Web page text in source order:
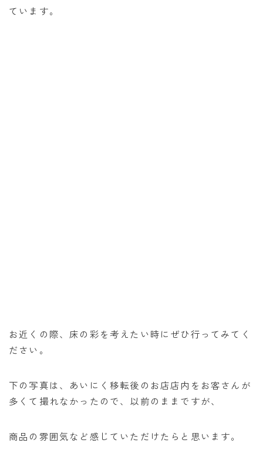
ています。
お近くの際、床の彩を考えたい時にぜひ行ってみてく
ださい。
下の写真は、あいにく移転後のお店店内をお客さんが
多くて撮れなかったので、以前のままですが、
商品の雰囲気など感じていただけたらと思います。